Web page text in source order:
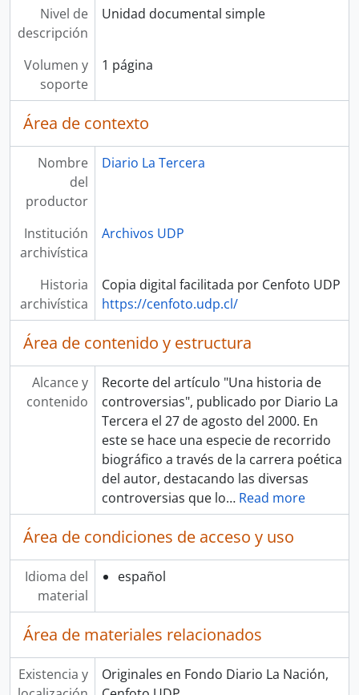
Nivel de
descripción
Unidad documental simple
Volumen y
soporte
1 página
Área de contexto
Nombre
del
productor
Diario La Tercera
Institución
archivística
Archivos UDP
Historia
archivística
Copia digital facilitada por Cenfoto UDP
https://cenfoto.udp.cl/
Área de contenido y estructura
Alcance y
contenido
Recorte del artículo "Una historia de
controversias", publicado por Diario La
Tercera el 27 de agosto del 2000. En
este se hace una especie de recorrido
biográfico a través de la carrera poética
del autor, destacando las diversas
controversias que lo… Read more
Área de condiciones de acceso y uso
Idioma del
material
español
Área de materiales relacionados
Existencia y
Originales en Fondo Diario La Nación,